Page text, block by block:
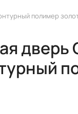
полимер
дверь